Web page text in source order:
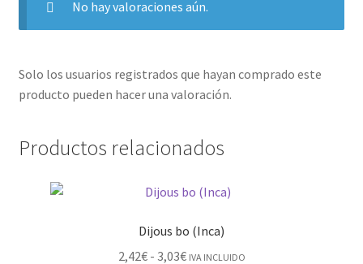
No hay valoraciones aún.
Solo los usuarios registrados que hayan comprado este
producto pueden hacer una valoración.
Productos relacionados
Dijous bo (Inca)
2,42€ - 3,03€ IVA INCLUIDO